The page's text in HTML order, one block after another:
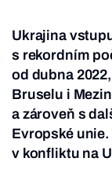
Ukrajina
s rekordním
od dubna
Bruselu i
a zároveň s
Evropské
v konfliktu na